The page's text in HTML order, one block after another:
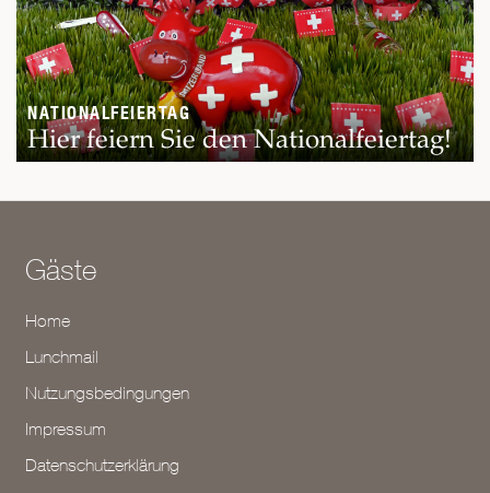
NATIONALFEIERTAG
Hier feiern Sie den Nationalfeiertag!
Gäste
Home
Lunchmail
Nutzungsbedingungen
Impressum
Datenschutzerklärung